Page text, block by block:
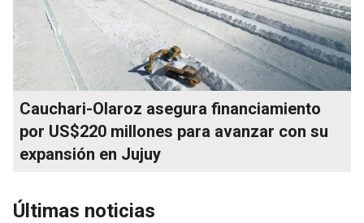
Cauchari-Olaroz asegura financiamiento
por US$220 millones para avanzar con su
expansión en Jujuy
Últimas noticias